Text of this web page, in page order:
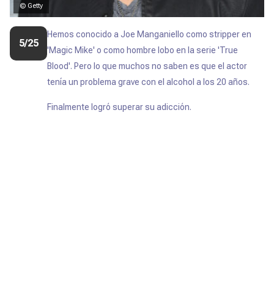
© Getty
5/25
Hemos conocido a Joe Manganiello como stripper en
'Magic Mike' o como hombre lobo en la serie 'True
Blood'. Pero lo que muchos no saben es que el actor
tenía un problema grave con el alcohol a los 20 años.
Finalmente logró superar su adicción.